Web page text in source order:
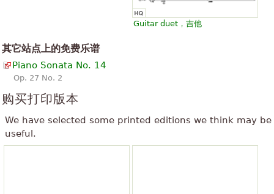
聋，音乐，主要是指用耳朵，不知道一些，因为是他也认为...
它是出色的工作，唤醒你的也许你住很多压抑的感觉使时刻，
haveces，你是不可能使它回，是更多的头发抚摸她认为这项工作你
那是我学会了弹钢琴，虽然我听不懂致力于，仍然导致在第一张我同
样的印象。此外一种香水电视广告它让我想起了。这片我需要的我的
“它是美丽的奏鸣曲，最好的 Betthoven，音乐的杰作之一。我爱你
的情绪，第一次传播和平、 宁静怀旧 ； 如何更改第二，快乐，幸
Guitar duet，吉他
其它站点上的免费乐谱
Piano Sonata No. 14
Op. 27 No. 2
购买打印版本
We have selected some printed editions we think may be
useful.